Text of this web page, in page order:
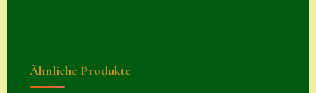
Ähnliche Produkte